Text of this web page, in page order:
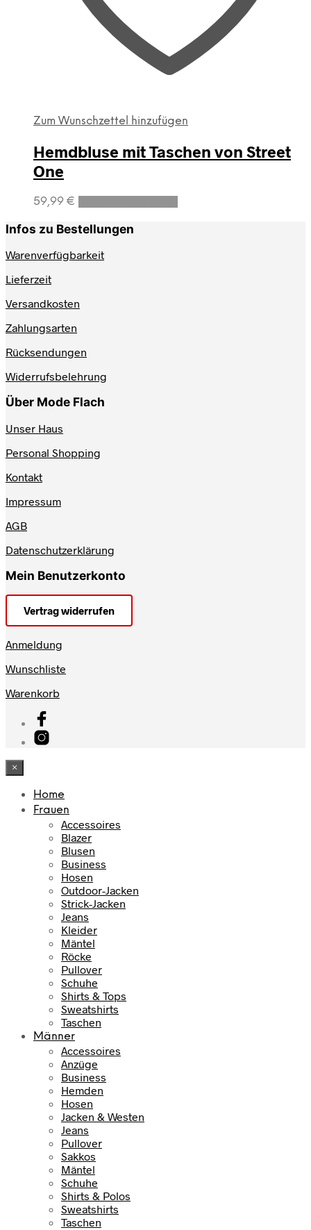
Zum Wunschzettel hinzufügen
Hemdbluse mit Taschen von Street
One
59,99 €
Dieses
Infos zu Bestellungen
Warenverfügbarkeit
Lieferzeit
Versandkosten
Zahlungsarten
Rücksendungen
Widerrufsbelehrung
Über Mode Flach
Unser Haus
Personal Shopping
Kontakt
Impressum
AGB
Datenschutzerklärung
Mein Benutzerkonto
Vertrag widerrufen
Anmeldung
Wunschliste
Warenkorb
×
Home
Frauen
Accessoires
Blazer
Blusen
Business
Hosen
Outdoor-Jacken
Strick-Jacken
Jeans
Kleider
Mäntel
Röcke
Pullover
Schuhe
Shirts & Tops
Sweatshirts
Taschen
Männer
Accessoires
Anzüge
Business
Hemden
Hosen
Jacken & Westen
Jeans
Pullover
Sakkos
Mäntel
Schuhe
Shirts & Polos
Sweatshirts
Taschen